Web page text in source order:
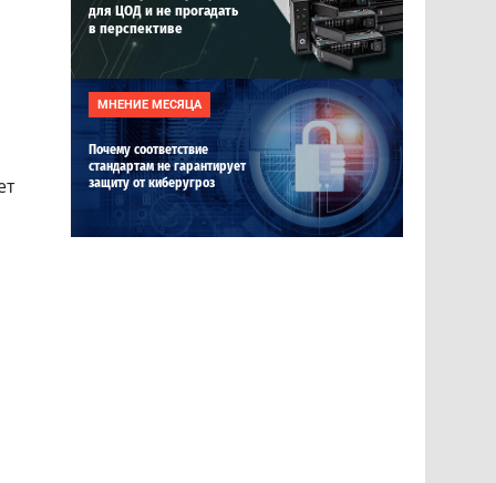
для ЦОД и не прогадать
в перспективе
МНЕНИЕ МЕСЯЦА
Почему соответствие
стандартам не гарантирует
защиту от киберугроз